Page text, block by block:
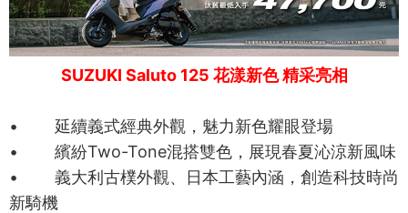
SUZUKI Saluto 125 花漾新色 精采亮相
• 延續義式經典外觀，魅力新色耀眼登場
• 繽紛Two-Tone混搭雙色，展現春夏沁涼新風味
• 義大利古樸外觀、日本工藝內涵，創造科技時尚
新騎機